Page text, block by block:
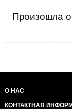
Произошла
О НАС
КОНТАКТНАЯ